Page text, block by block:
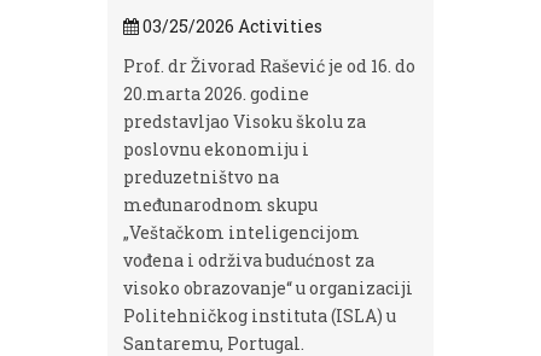
03/25/2026 Activities
Prof. dr Živorad Rašević je od 16. do
20.marta 2026. godine
predstavljao Visoku školu za
poslovnu ekonomiju i
preduzetništvo na
međunarodnom skupu
„Veštačkom inteligencijom
vođena i održiva budućnost za
visoko obrazovanje“ u organizaciji
Politehničkog instituta (ISLA) u
Santaremu, Portugal.